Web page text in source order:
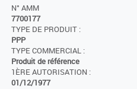
N° AMM
7700177
TYPE DE PRODUIT :
PPP
TYPE COMMERCIAL :
Produit de référence
1ÈRE AUTORISATION :
01/12/1977